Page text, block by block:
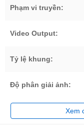
Phạm vi truyền:
Video Output:
Tỷ lệ khung:
Độ phân giải ảnh:
Xem